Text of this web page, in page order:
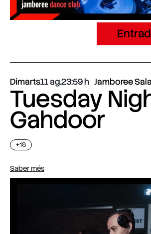
Dimarts11 ag.23:59 Jamboree
Tuesday
Gahdoor
+18
Saber més